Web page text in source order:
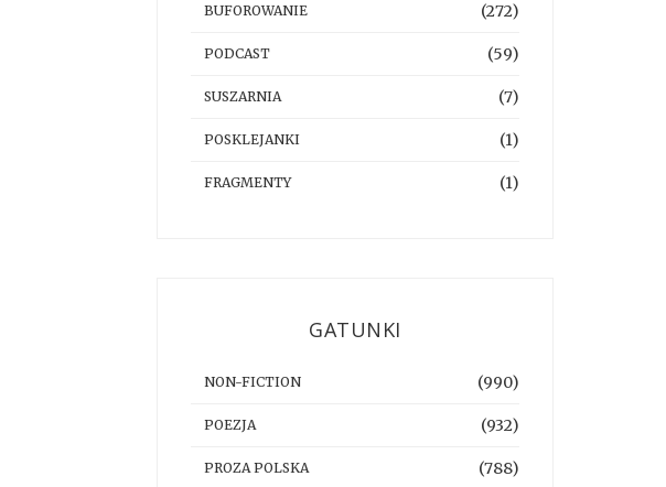
BUFOROWANIE (272)
PODCAST (59)
SUSZARNIA (7)
POSKLEJANKI (1)
FRAGMENTY (1)
GATUNKI
NON-FICTION (990)
POEZJA (932)
PROZA POLSKA (788)